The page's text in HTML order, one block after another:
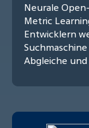
Neurale
Metric
Entwicklern
Abgleiche